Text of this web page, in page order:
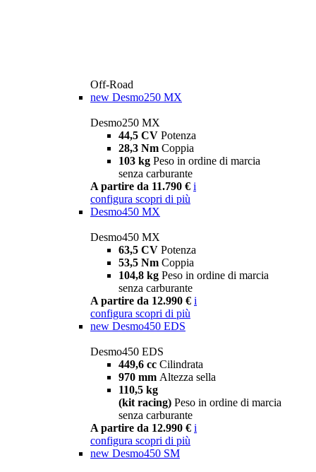
Off-Road
new Desmo250 MX
Desmo250 MX
44,5 CV Potenza
28,3 Nm Coppia
103 kg Peso in ordine di marcia
senza carburante
A partire da 11.790 € i
configura scopri di più
Desmo450 MX
Desmo450 MX
63,5 CV Potenza
53,5 Nm Coppia
104,8 kg Peso in ordine di marcia
senza carburante
A partire da 12.990 € i
configura scopri di più
new Desmo450 EDS
Desmo450 EDS
449,6 cc Cilindrata
970 mm Altezza sella
110,5 kg
(kit racing) Peso in ordine di marcia
senza carburante
A partire da 12.990 € i
configura scopri di più
new Desmo450 SM